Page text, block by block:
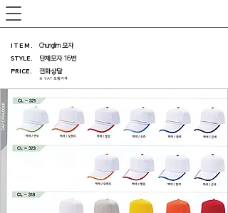
ITEM .
Chunglim 모자
STYLE.
단체모자 16번
PRICE.
※ VAT 포함가격
전화상담